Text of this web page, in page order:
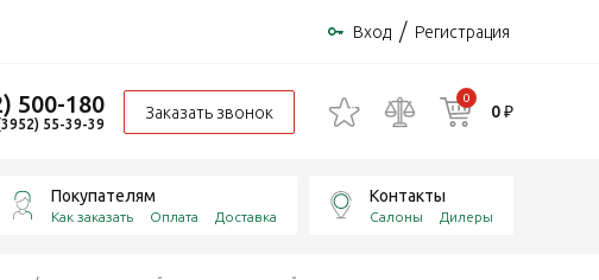
Вход / Регистрация
500-180
55-39-39
Заказать звонок
0
0 ₽
Покупателям
Как заказать Оплата Доставка
Контакты
Салоны Дилеры